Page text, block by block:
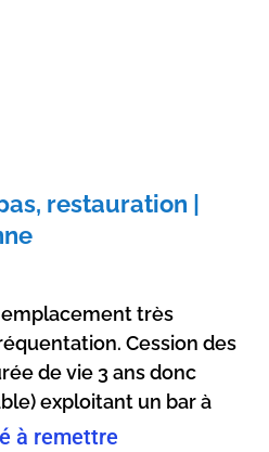
restauration |
très
Cession des
de vie 3 ans donc
exploitant un bar à
à remettre